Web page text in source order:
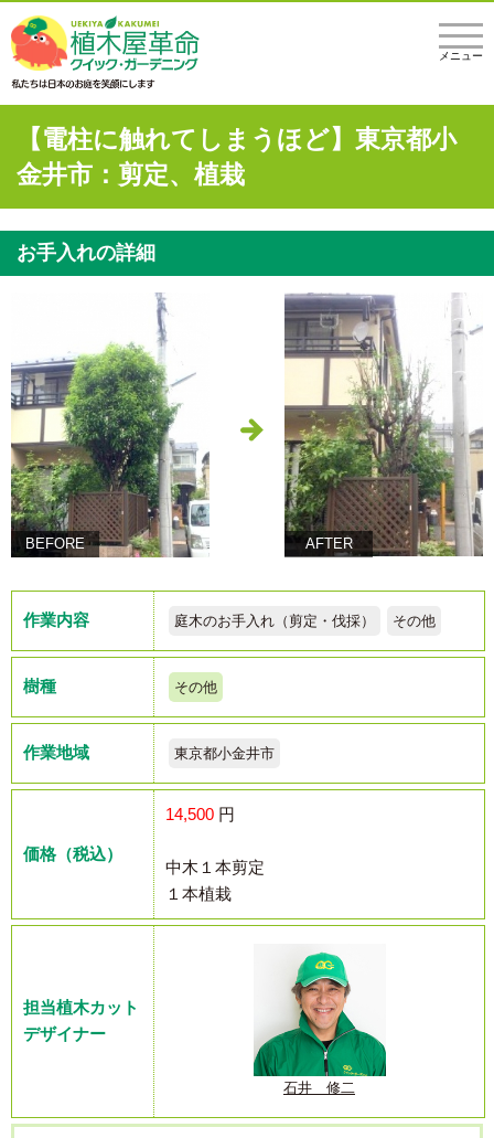
メニュー
【電柱に触れてしまうほど】東京都小
金井市：剪定、植栽
お手入れの詳細
BEFORE AFTER
作業内容 庭木のお手入れ（剪定・伐採） その他
樹種 その他
作業地域 東京都小金井市
価格（税込）
14,500 円
中木１本剪定
１本植栽
担当植木カット
デザイナー
石井 修二